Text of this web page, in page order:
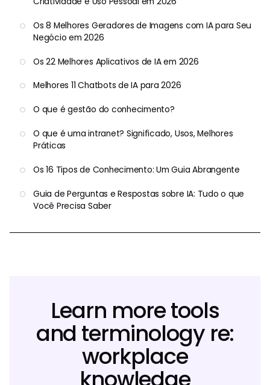
Os 8 Melhores Geradores de Imagens com IA para Seu
Negócio em 2026
Os 22 Melhores Aplicativos de IA em 2026
Melhores 11 Chatbots de IA para 2026
O que é gestão do conhecimento?
O que é uma intranet? Significado, Usos, Melhores
Práticas
Os 16 Tipos de Conhecimento: Um Guia Abrangente
Guia de Perguntas e Respostas sobre IA: Tudo o que
Você Precisa Saber
Learn more tools
and terminology re:
workplace